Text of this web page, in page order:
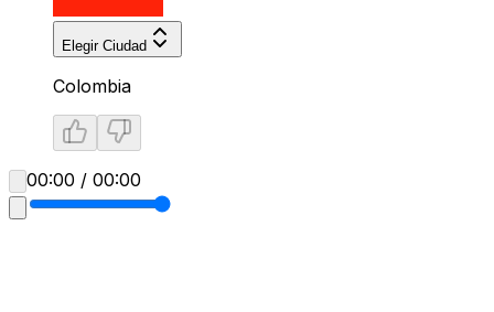
Elegir Ciudad
Colombia
00:00 / 00:00